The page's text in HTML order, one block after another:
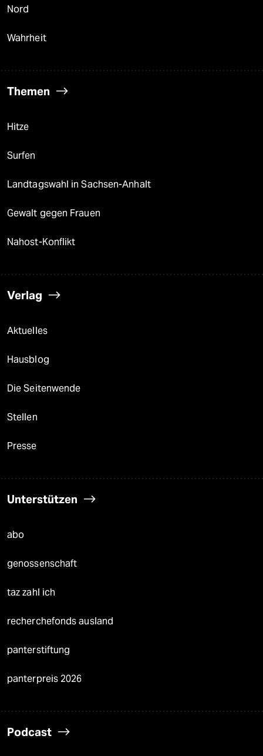
Nord
Wahrheit
Themen
Hitze
Surfen
Landtagswahl in Sachsen-Anhalt
Gewalt gegen Frauen
Nahost-Konflikt
Verlag
Aktuelles
Hausblog
Die Seitenwende
Stellen
Presse
Unterstützen
abo
genossenschaft
taz zahl ich
recherchefonds ausland
panterstiftung
panterpreis 2026
Podcast